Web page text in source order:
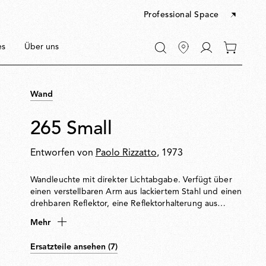
Professional Space
Über uns
Zu
0
Artikel
Wand
265 Small
Entworfen von Paolo Rizzatto, 1973
Wandleuchte mit direkter Lichtabgabe. Verfügt über
einen verstellbaren Arm aus lackiertem Stahl und einen
drehbaren Reflektor, eine Reflektorhalterung aus
verchromtem Messing und ein konisches
Gegengewicht aus Gusseisen. An der Wand mit einer
Mehr
Ersatzteile ansehen (7)